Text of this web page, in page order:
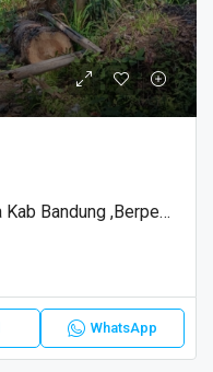
Dijual Lahan Kebun Sindanglaya Kab Bandung ,berpeluang Perluasan
WhatsApp